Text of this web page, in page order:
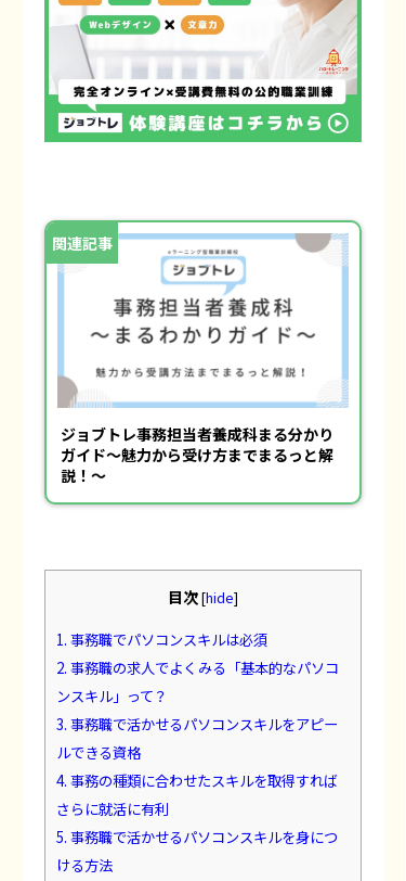
ジョブトレ事務担当者養成科まる分かり
ガイド〜魅力から受け方までまるっと解
説！〜
目次[hide]
1. 事務職でパソコンスキルは必須
2. 事務職の求人でよくみる「基本的なパソコ
ンスキル」って？
3. 事務職で活かせるパソコンスキルをアピー
ルできる資格
4. 事務の種類に合わせたスキルを取得すれば
さらに就活に有利
5. 事務職で活かせるパソコンスキルを身につ
ける方法